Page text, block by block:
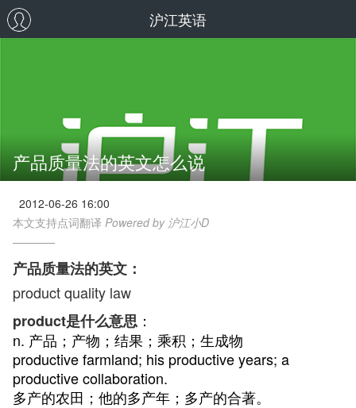
沪江英语
产品质量法的英文怎么说
2012-06-26 16:00
本文支持点词翻译 Powered by 沪江小D
产品质量法的英文：
product quality law
product是什么意思 ：
n. 产品；产物；结果；乘积；生成物
productive farmland; his productive years; a
productive collaboration.
多产的农田；他的多产年；多产的合著。